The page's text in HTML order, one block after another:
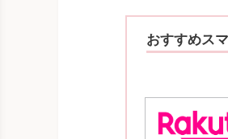
おすすめス